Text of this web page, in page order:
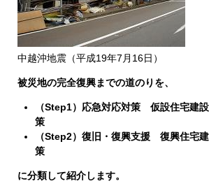
中越沖地震（平成19年7月16日）
被災地の完全復興までの道のりを、
（Step1）応急対応対策 仮設住宅建
策
（Step2）復旧・復興支援 復興住宅
策
に分類して紹介します。